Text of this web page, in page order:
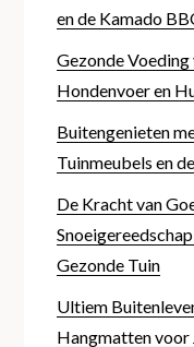
en de Kamado
Gezonde
Hondenvoer en
Buitengenieten
Tuinmeubels en
De Kracht van
Gezonde Tuin
Ultiem
Hangmatten voor